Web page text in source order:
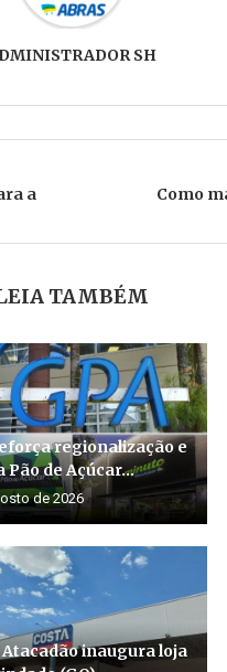
SH
a
Como
TAMBÉM
regionalização e
Pão de Açúcar...
de 2026
inaugura loja